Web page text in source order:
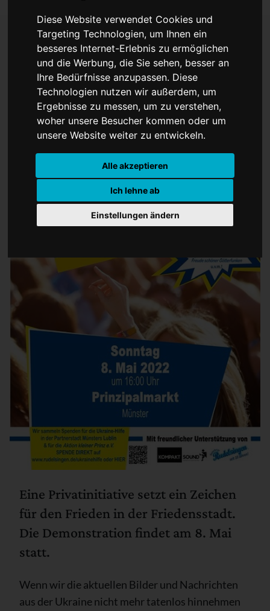
Diese Website verwendet Cookies und
Targeting Technologien, um Ihnen ein
besseres Internet-Erlebnis zu ermöglichen
und die Werbung, die Sie sehen, besser an
Ihre Bedürfnisse anzupassen. Diese
Technologien nutzen wir außerdem, um
Ergebnisse zu messen, um zu verstehen,
woher unsere Besucher kommen oder um
unsere Website weiter zu entwickeln.
Alle akzeptieren
Ich lehne ab
Einstellungen ändern
Demonstration für den
Frieden in der Ukraine
Eine Privatinitiative setzt ein Zeichen
für den Frieden in der Friedensstadt.
Die Demonstration findet am 8. Mai
statt.
Wenn wir die aktuellen Bilder und Nachrichten
aus der Ukraine nicht mehr tatenlos hinnehmen